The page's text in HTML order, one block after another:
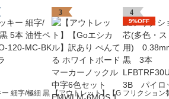
ー 細字/極細 黒
3
【アウトレット】【G
4
9%OFF
フリクション